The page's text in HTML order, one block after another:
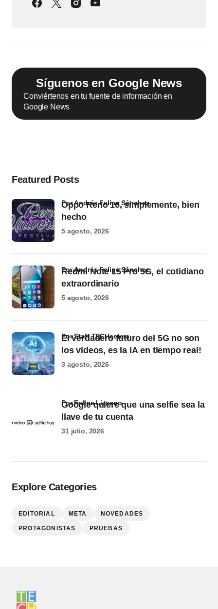
Síguenos en Google News
Conviértenos en tu fuente de información en
Google News
Featured Posts
Oppo Reno 16, simplemente, bien
hecho
por Andrés Felipe Sánchez
5 agosto, 2026
Redmi Note 15 Pro 5G, el cotidiano
extraordinario
por Andrés Felipe Sánchez
5 agosto, 2026
El verdadero futuro del 5G no son
los videos, es la IA en tiempo real!
por Staff TECHcetera
3 agosto, 2026
Google quiere que una selfie sea la
llave de tu cuenta
por Felipe Lizcano
31 julio, 2026
Explore Categories
EDITORIAL META NOVEDADES
PROTAGONISTAS PRUEBAS